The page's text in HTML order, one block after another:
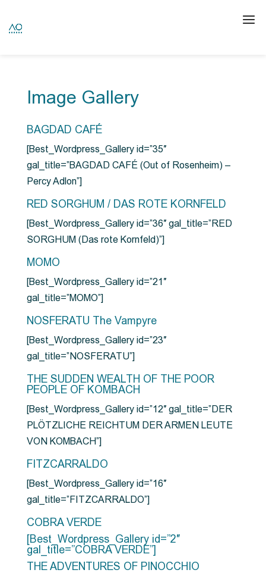
Image Gallery
BAGDAD CAFÉ
[Best_Wordpress_Gallery id=”35″
gal_title=”BAGDAD CAFÉ (Out of Rosenheim) –
Percy Adlon”]
RED SORGHUM / DAS ROTE KORNFELD
[Best_Wordpress_Gallery id=”36″ gal_title=”RED
SORGHUM (Das rote Kornfeld)”]
MOMO
[Best_Wordpress_Gallery id=”21″
gal_title=”MOMO”]
NOSFERATU The Vampyre
[Best_Wordpress_Gallery id=”23″
gal_title=”NOSFERATU”]
THE SUDDEN WEALTH OF THE POOR
PEOPLE OF KOMBACH
[Best_Wordpress_Gallery id=”12″ gal_title=”DER
PLÖTZLICHE REICHTUM DER ARMEN LEUTE
VON KOMBACH”]
FITZCARRALDO
[Best_Wordpress_Gallery id=”16″
gal_title=”FITZCARRALDO”]
COBRA VERDE
[Best_Wordpress_Gallery id=”2″
gal_title=”COBRA VERDE”]
THE ADVENTURES OF PINOCCHIO